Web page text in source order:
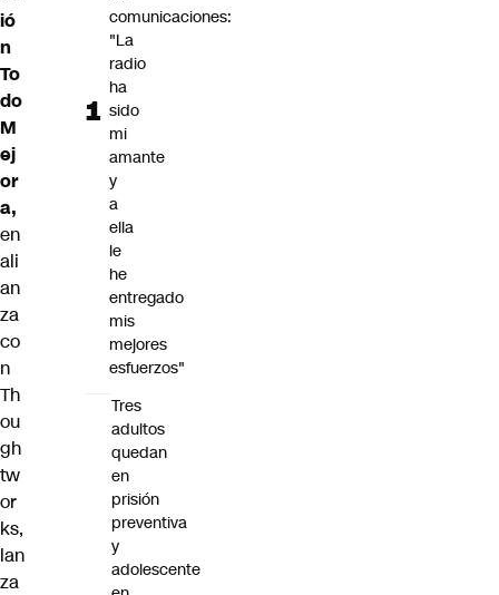
ió
n
To
do
M
ej
or
a,
en
ali
an
za
co
n
Th
ou
gh
tw
or
ks,
lan
za
comunicaciones:
"La
radio
ha
sido
mi
amante
y
a
ella
le
he
entregado
mis
mejores
esfuerzos"
Tres
adultos
quedan
en
prisión
preventiva
y
adolescente